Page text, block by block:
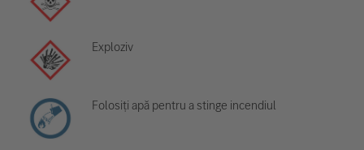
Exploziv
Folosiți apă pentru a stinge incendiul